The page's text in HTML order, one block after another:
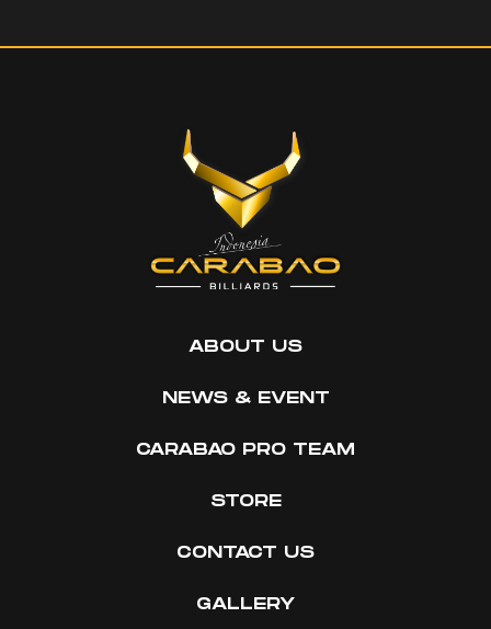
ABOUT US
NEWS & EVENT
CARABAO PRO TEAM
STORE
CONTACT US
GALLERY